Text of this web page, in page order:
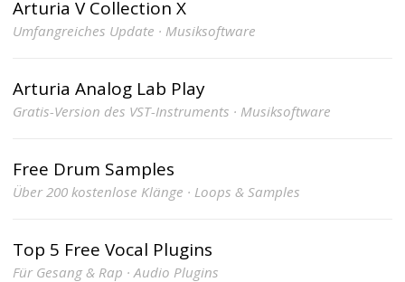
Arturia V Collection X
Umfangreiches Update · Musiksoftware
Arturia Analog Lab Play
Gratis-Version des VST-Instruments · Musiksoftware
Free Drum Samples
Über 200 kostenlose Klänge · Loops & Samples
Top 5 Free Vocal Plugins
Für Gesang & Rap · Audio Plugins